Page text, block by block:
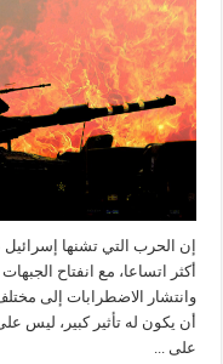
إن الحرب التي تشنها
أكثر اتساعا، مع انفتاح
وانتشار الاضطرابات إلى
أن يكون له تأثير كبير، ليس
على ...